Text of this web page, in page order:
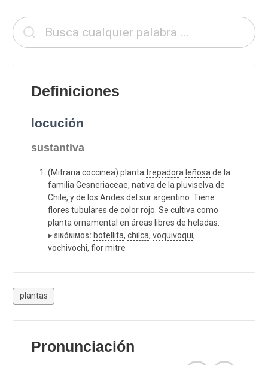
Definiciones
locución
sustantiva
(Mitraria coccinea) planta trepadora leñosa de la
familia Gesneriaceae, nativa de la pluviselva de
Chile, y de los Andes del sur argentino. Tiene
flores tubulares de color rojo. Se cultiva como
planta ornamental en áreas libres de heladas.
▸ sinónimos: botellita, chilca, voquivoqui,
vochivochi, flor mitre
plantas
Pronunciación